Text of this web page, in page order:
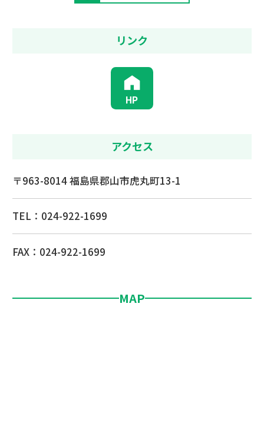
リンク
HP
アクセス
〒963-8014 福島県郡山市虎丸町13-1
TEL： 024-922-1699
FAX：024-922-1699
MAP